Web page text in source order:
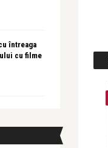
întreaga
cu filme